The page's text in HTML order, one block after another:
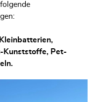
Kunststoffe, Pet-